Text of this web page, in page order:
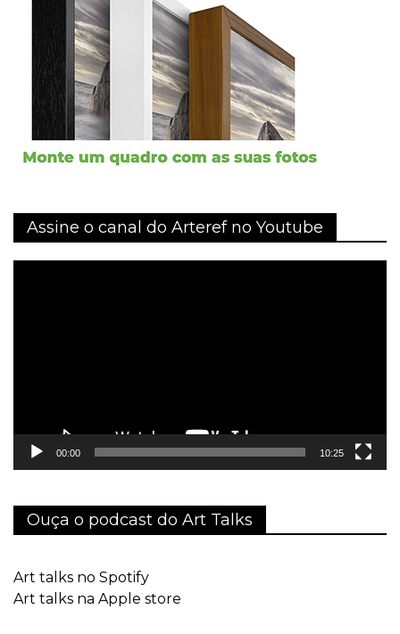
Assine o canal do Arteref no Youtube
00:00 10:25
Ouça o podcast do Art Talks
Art talks no Spotify
Art talks na Apple store